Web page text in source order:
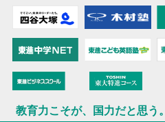
教育力こそが、国力だと思う。